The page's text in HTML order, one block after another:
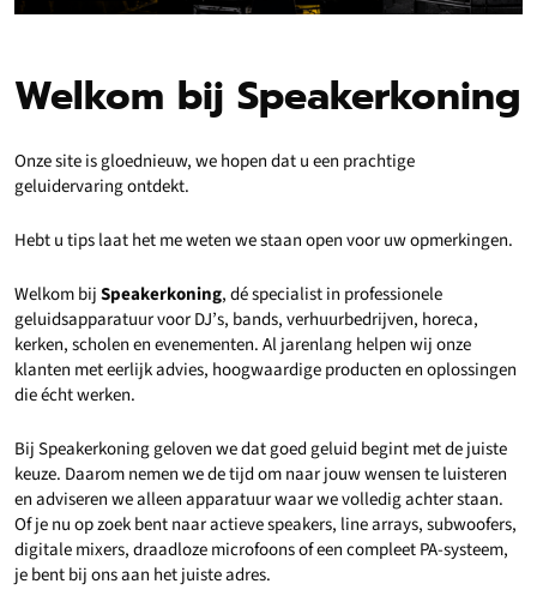
Welkom bij Speakerkoning
Onze site is gloednieuw, we hopen dat u een prachtige
geluidervaring ontdekt.
Hebt u tips laat het me weten we staan open voor uw opmerkingen.
Welkom bijSpeakerkoning, dé specialist in professionele
geluidsapparatuur voor DJ’s, bands, verhuurbedrijven, horeca,
kerken, scholen en evenementen. Al jarenlang helpen wij onze
klanten met eerlijk advies, hoogwaardige producten en oplossingen
die écht werken.
Bij Speakerkoning geloven we dat goed geluid begint met de juiste
keuze. Daarom nemen we de tijd om naar jouw wensen te luisteren
en adviseren we alleen apparatuur waar we volledig achter staan.
Of je nu op zoek bent naar actieve speakers, line arrays, subwoofers,
digitale mixers, draadloze microfoons of een compleet PA-systeem,
je bent bij ons aan het juiste adres.